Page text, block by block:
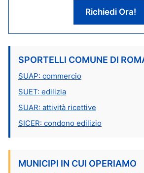
Richiedi Ora!
SPORTELLI COMUNE DI
SUAP: commercio
SUET: edilizia
SUAR: attività ricettive
SICER: condono edilizio
MUNICIPI IN CUI OPERIAMO